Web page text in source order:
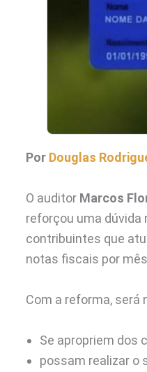
Por Douglas
O auditor Marcos
reforçou uma dúvida
contribuintes que
notas fiscais por
Com a reforma, será
Se apropriem dos
possam realizar o